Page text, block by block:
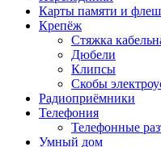
Карты памяти и
Крепёж
Стяжка
Дюбели
Клипсы
Скобы
Радиоприёмники
Телефония
Телефонные
Умный дом